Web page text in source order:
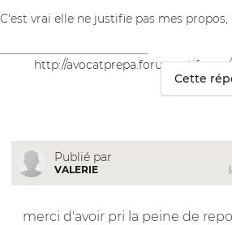
C'est vrai elle ne justifie pas mes propos,
http://avocatprepa.forumactif.com/
Cette
Publié par
VALERIE
merci d'avoir pri la peine de